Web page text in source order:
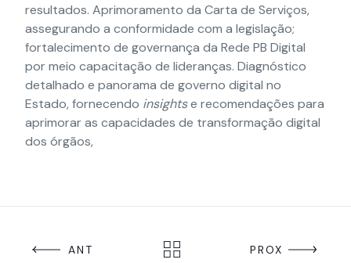
resultados. Aprimoramento da Carta de Serviços,
assegurando a conformidade com a legislação;
fortalecimento de governança da Rede PB Digital
por meio capacitação de lideranças. Diagnóstico
detalhado e panorama de governo digital no
Estado, fornecendo insightse recomendações para
aprimorar as capacidades de transformação digital
dos órgãos,
ANT PROX